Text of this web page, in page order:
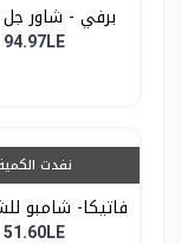
برفي - شاور جل - 2
94.97LE
نفدت
فاتيكا- شامبو
51.60LE